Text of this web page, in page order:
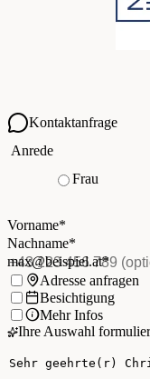
Kontaktanfrage
Ihre Kontaktdaten
Anrede
Frau
Vorname*
Nachname
Nachname*
E-Mail*(Pflichtfeld)
max@beispiel.at*
Telefon(optional)
Ich möchte:Adresse anfragen
Besichtigung
Mehr Infos
Ihre Auswahl
Ihre Nachricht